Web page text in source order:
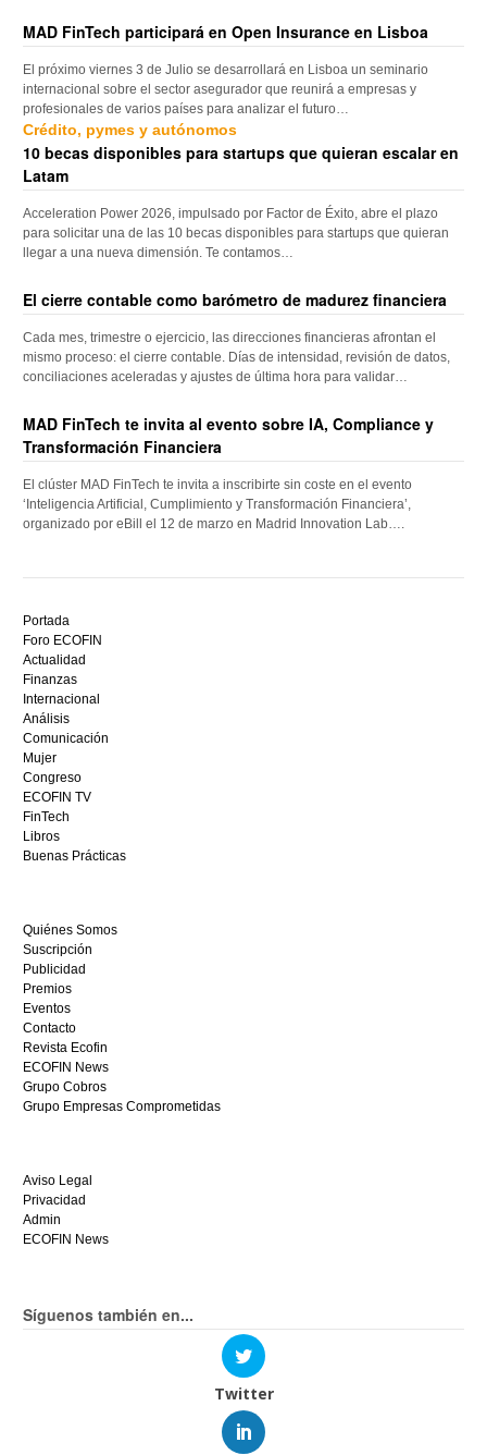
MAD FinTech participará en Open Insurance en Lisboa
El próximo viernes 3 de Julio se desarrollará en Lisboa un seminario
internacional sobre el sector asegurador que reunirá a empresas y
profesionales de varios países para analizar el futuro…
Crédito, pymes y autónomos
10 becas disponibles para startups que quieran escalar en
Latam
Acceleration Power 2026, impulsado por Factor de Éxito, abre el plazo
para solicitar una de las 10 becas disponibles para startups que quieran
llegar a una nueva dimensión. Te contamos…
El cierre contable como barómetro de madurez financiera
Cada mes, trimestre o ejercicio, las direcciones financieras afrontan el
mismo proceso: el cierre contable. Días de intensidad, revisión de datos,
conciliaciones aceleradas y ajustes de última hora para validar…
MAD FinTech te invita al evento sobre IA, Compliance y
Transformación Financiera
El clúster MAD FinTech te invita a inscribirte sin coste en el evento
‘Inteligencia Artificial, Cumplimiento y Transformación Financiera’,
organizado por eBill el 12 de marzo en Madrid Innovation Lab….
mejor
bono
sin
depósito
casino
en
España,
visita
este
sitio
restaurantedonmauro.es
y
hoy
mismo.
Portada
Foro ECOFIN
Actualidad
Finanzas
Internacional
Análisis
Comunicación
Mujer
Congreso
ECOFIN TV
FinTech
Libros
Buenas Prácticas
Quiénes Somos
Suscripción
Publicidad
Premios
Eventos
Contacto
Revista Ecofin
ECOFIN News
Grupo Cobros
Grupo Empresas Comprometidas
Aviso Legal
Privacidad
Admin
ECOFIN News
Síguenos también en...
Twitter